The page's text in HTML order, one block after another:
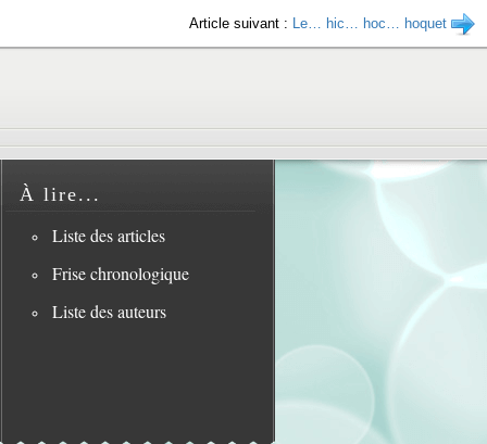
Article suivant : Le… hic… hoc… hoquet
À lire...
Liste des articles
Frise chronologique
Liste des auteurs